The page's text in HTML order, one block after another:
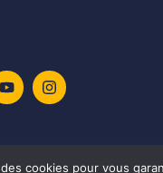
cookies pour vous